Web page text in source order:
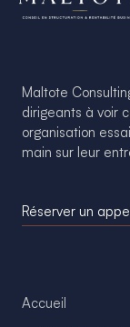
Maltote
dirigeants à voir
organisation
main sur leur
Réserver un
Accueil